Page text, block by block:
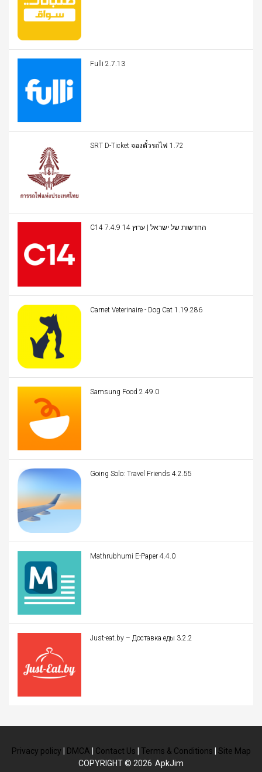
Fulli 2.7.13
SRT D-Ticket จองตั๋วรถไฟ 1.72
C14 החדשות של ישראל | ערוץ 14 7.4.9
Carnet Veterinaire - Dog Cat 1.19.286
Samsung Food 2.49.0
Going Solo: Travel Friends 4.2.55
Mathrubhumi E-Paper 4.4.0
Just-eat.by – Доставка еды 3.2.2
Privacy policy DMCA Contact Us Terms & Conditions
Site Map
COPYRIGHT © 2026 ApkJim